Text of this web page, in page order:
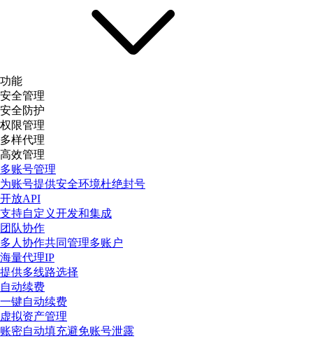
功能
安全管理
安全防护
权限管理
多样代理
高效管理
多账号管理
为账号提供安全环境杜绝封号
开放API
支持自定义开发和集成
团队协作
多人协作共同管理多账户
海量代理IP
提供多线路选择
自动续费
一键自动续费
虚拟资产管理
账密自动填充避免账号泄露